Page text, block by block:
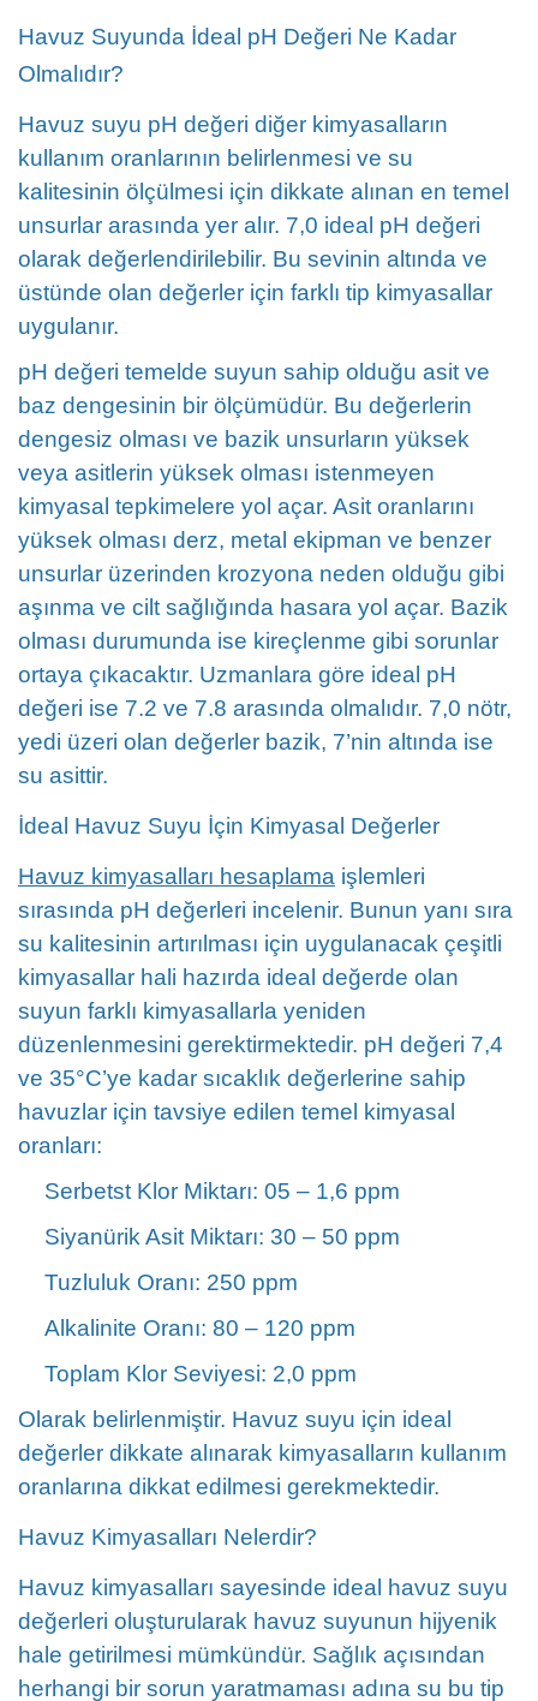
Havuz Suyunda İdeal pH Değeri Ne Kadar
Olmalıdır?
Havuz suyu pH değeri diğer kimyasalların
kullanım oranlarının belirlenmesi ve su
kalitesinin ölçülmesi için dikkate alınan en temel
unsurlar arasında yer alır. 7,0 ideal pH değeri
olarak değerlendirilebilir. Bu sevinin altında ve
üstünde olan değerler için farklı tip kimyasallar
uygulanır.
pH değeri temelde suyun sahip olduğu asit ve
baz dengesinin bir ölçümüdür. Bu değerlerin
dengesiz olması ve bazik unsurların yüksek
veya asitlerin yüksek olması istenmeyen
kimyasal tepkimelere yol açar. Asit oranlarını
yüksek olması derz, metal ekipman ve benzer
unsurlar üzerinden krozyona neden olduğu gibi
aşınma ve cilt sağlığında hasara yol açar. Bazik
olması durumunda ise kireçlenme gibi sorunlar
ortaya çıkacaktır. Uzmanlara göre ideal pH
değeri ise 7.2 ve 7.8 arasında olmalıdır. 7,0 nötr,
yedi üzeri olan değerler bazik, 7’nin altında ise
su asittir.
İdeal Havuz Suyu İçin Kimyasal Değerler
Havuz kimyasalları hesaplama işlemleri
sırasında pH değerleri incelenir. Bunun yanı sıra
su kalitesinin artırılması için uygulanacak çeşitli
kimyasallar hali hazırda ideal değerde olan
suyun farklı kimyasallarla yeniden
düzenlenmesini gerektirmektedir. pH değeri 7,4
ve 35°C’ye kadar sıcaklık değerlerine sahip
havuzlar için tavsiye edilen temel kimyasal
oranları:
Serbetst Klor Miktarı: 05 – 1,6 ppm
Siyanürik Asit Miktarı: 30 – 50 ppm
Tuzluluk Oranı: 250 ppm
Alkalinite Oranı: 80 – 120 ppm
Toplam Klor Seviyesi: 2,0 ppm
Olarak belirlenmiştir. Havuz suyu için ideal
değerler dikkate alınarak kimyasalların kullanım
oranlarına dikkat edilmesi gerekmektedir.
Havuz Kimyasalları Nelerdir?
Havuz kimyasalları sayesinde ideal havuz suyu
değerleri oluşturularak havuz suyunun hijyenik
hale getirilmesi mümkündür. Sağlık açısından
herhangi bir sorun yaratmaması adına su bu tip